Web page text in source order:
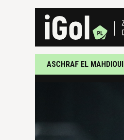
ASCHRAF EL MAHDIOUI